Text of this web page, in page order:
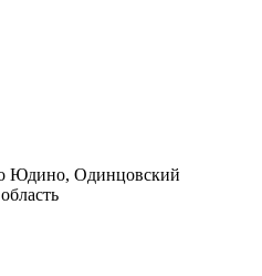
Юдино, Одинцовский